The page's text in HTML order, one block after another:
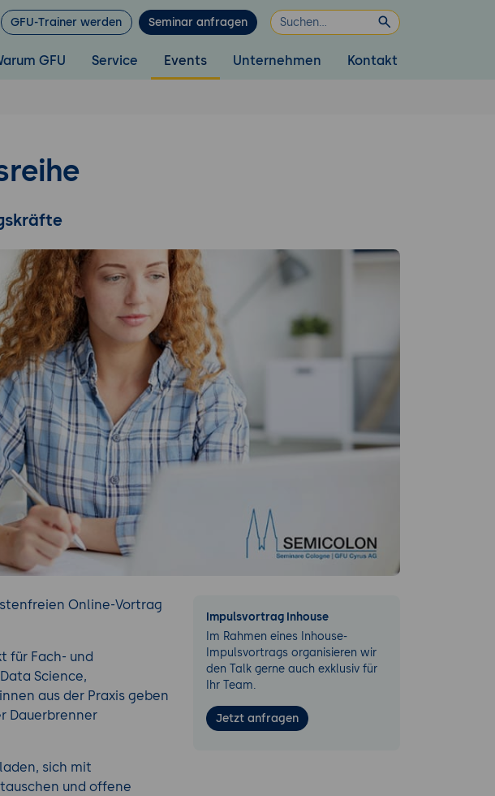
GFU-Trainer werden Seminar anfragen
GFU Service Events Unternehmen Kontakt
Online-Vortrag
für Fach- und
Science,
aus der Praxis geben
Dauerbrenner
sich mit
und offene
Impulsvortrag Inhouse
Im Rahmen eines Inhouse-
Impulsvortrags organisieren wir
den Talk gerne auch exklusiv für
Ihr Team.
Jetzt anfragen